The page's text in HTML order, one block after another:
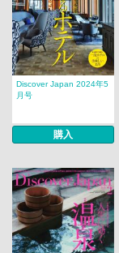
Discover Japan 2024年5
月号
購入